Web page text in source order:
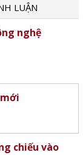
LUẬN
nghệ
chiếu vào